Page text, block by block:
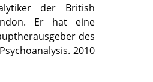
der British
Er hat eine
des
2010